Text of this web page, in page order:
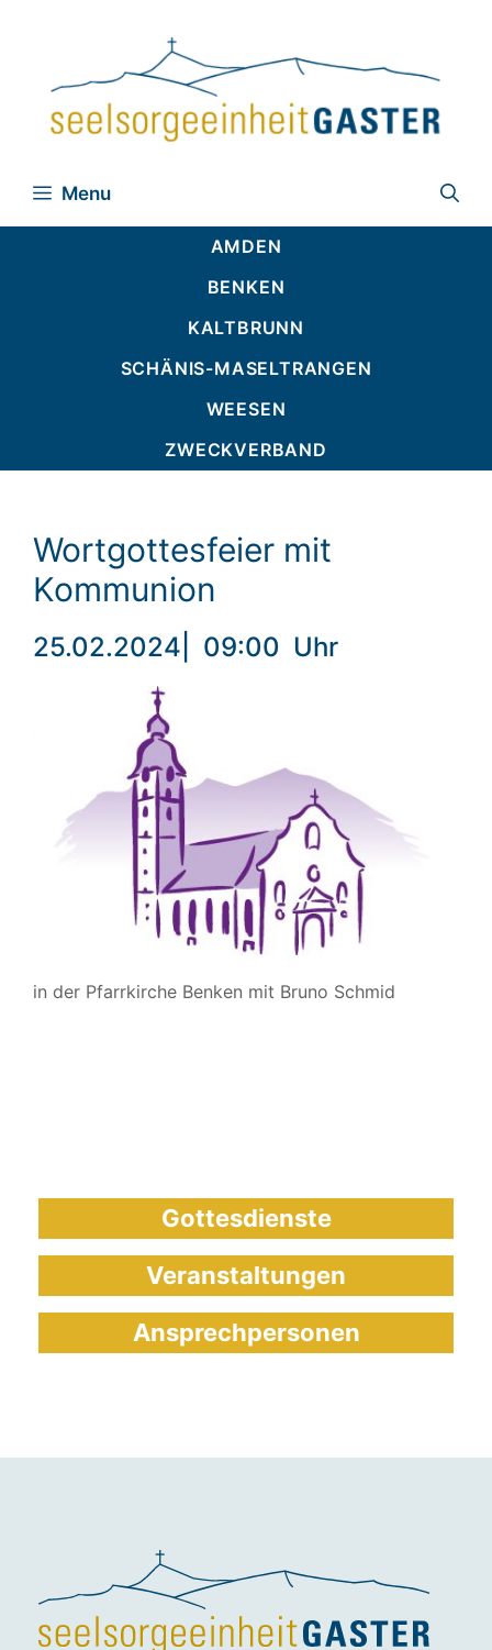
Menu
AMDEN
BENKEN
KALTBRUNN
SCHÄNIS-MASELTRANGEN
WEESEN
ZWECKVERBAND
Wortgottesfeier mit
Kommunion
25.02.2024 09:00 Uhr
in der Pfarrkirche Benken mit Bruno Schmid
Gottesdienste
Veranstaltungen
Ansprechpersonen